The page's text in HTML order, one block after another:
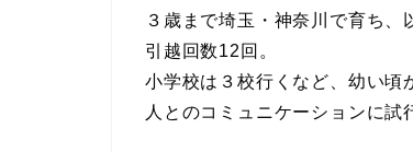
３歳まで埼玉・神奈川で育ち、
引越回数12回。
小学校は３校行くなど、幼い頃
人とのコミュニケーションに試